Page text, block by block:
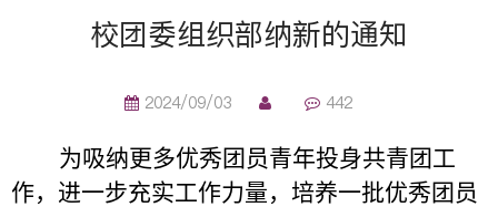
校团委组织部纳新的通知
2024/09/03 442
为吸纳更多优秀团员青年投身共青团工
作，进一步充实工作力量，培养一批优秀团员